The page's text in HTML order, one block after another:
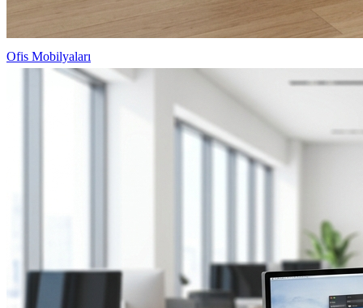
Ofis Mobilyaları